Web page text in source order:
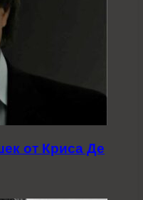
от Криса Де